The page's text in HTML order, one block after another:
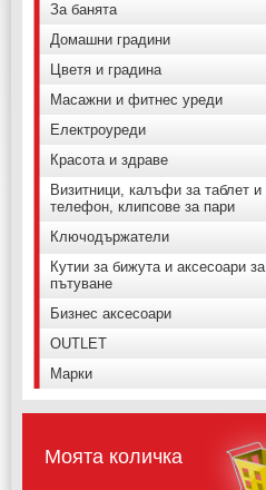
За банята
Домашни градини
Цветя и градина
Масажни и фитнес уреди
Електроуреди
Красота и здраве
Визитници, калъфи за таблет и
телефон, клипсове за пари
Ключодържатели
Кутии за бижута и аксесоари за
пътуване
Бизнес аксесоари
OUTLET
Марки
Моята количка